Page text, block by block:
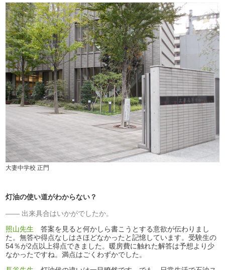
大妻中学校 正門
灯油の使い道がわからない？
出来具合はいかがでしたか。
照山先生 答案を見ると何かしら書こうとする意欲が伝わりまし
た。無答や得点なしはさほどなかったと記憶しています。受験生の
54％が2点以上得点できました。暖房費に触れた解答は予想より少
なかったですね。満点はごくわずかでした。